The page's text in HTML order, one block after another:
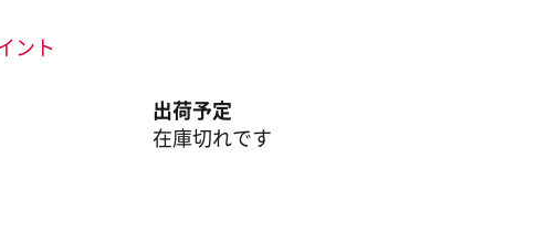
ント
出荷予定
在庫切れです